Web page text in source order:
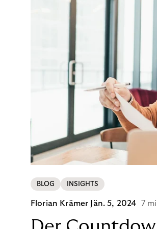
BLOG INSIGHTS
Florian Krämer Jän. 5, 2024 7